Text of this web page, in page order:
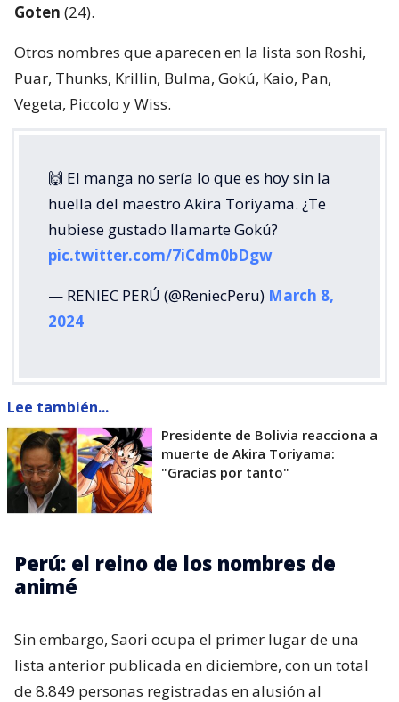
Goten (24).
Otros nombres que aparecen en la lista son Roshi,
Puar, Thunks, Krillin, Bulma, Gokú, Kaio, Pan,
Vegeta, Piccolo y Wiss.
🙌 El manga no sería lo que es hoy sin la
huella del maestro Akira Toriyama. ¿Te
hubiese gustado llamarte Gokú?
pic.twitter.com/7iCdm0bDgw
— RENIEC PERÚ (@ReniecPeru) March 8,
2024
Lee también...
Presidente de Bolivia reacciona a
muerte de Akira Toriyama:
"Gracias por tanto"
Perú: el reino de los nombres de
animé
Sin embargo, Saori ocupa el primer lugar de una
lista anterior publicada en diciembre, con un total
de 8.849 personas registradas en alusión al